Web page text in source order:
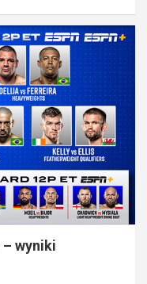
– wyniki